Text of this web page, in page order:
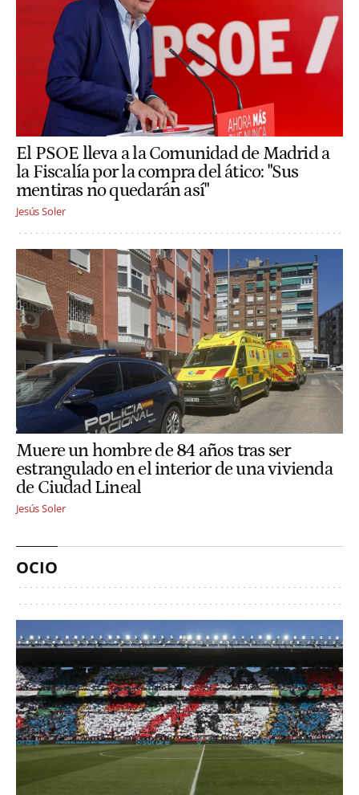
El PSOE lleva a la Comunidad de Madrid a
la Fiscalía por la compra del ático: "Sus
mentiras no quedarán así"
Jesús Soler
Muere un hombre de 84 años tras ser
estrangulado en el interior de una vivienda
de Ciudad Lineal
Jesús Soler
OCIO